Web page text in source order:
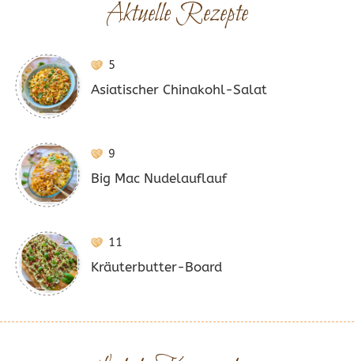
Aktuelle Rezepte
5
Asiatischer Chinakohl-Salat
9
Big Mac Nudelauflauf
11
Kräuterbutter-Board